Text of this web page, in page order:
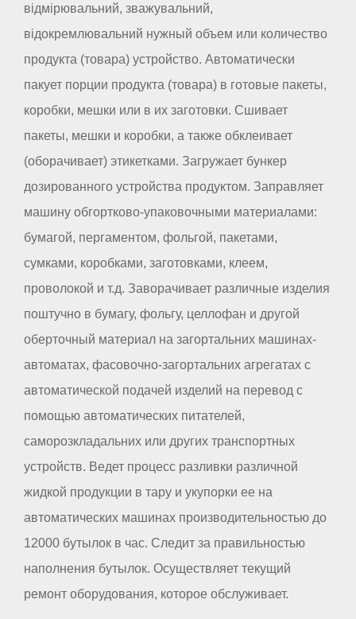
відмірювальний, зважувальний,
відокремлювальний нужный объем или количество
продукта (товара) устройство. Автоматически
пакует порции продукта (товара) в готовые пакеты,
коробки, мешки или в их заготовки. Сшивает
пакеты, мешки и коробки, а также обклеивает
(оборачивает) этикетками. Загружает бункер
дозированного устройства продуктом. Заправляет
машину обгортково-упаковочными материалами:
бумагой, пергаментом, фольгой, пакетами,
сумками, коробками, заготовками, клеем,
проволокой и т.д. Заворачивает различные изделия
поштучно в бумагу, фольгу, целлофан и другой
оберточный материал на загортальних машинах-
автоматах, фасовочно-загортальних агрегатах с
автоматической подачей изделий на перевод с
помощью автоматических питателей,
саморозкладальних или других транспортных
устройств. Ведет процесс разливки различной
жидкой продукции в тару и укупорки ее на
автоматических машинах производительностью до
12000 бутылок в час. Следит за правильностью
наполнения бутылок. Осуществляет текущий
ремонт оборудования, которое обслуживает.